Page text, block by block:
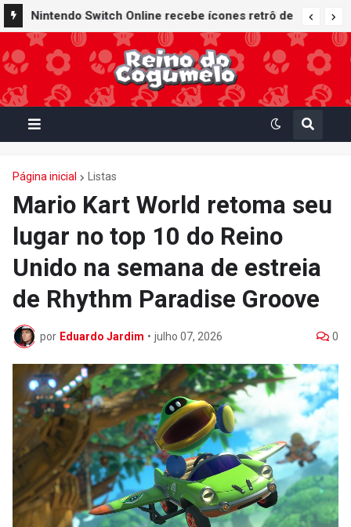
Nintendo Switch Online recebe ícones retrô de
Mario Paint (SNES) e Mario Kart: Super Circuit
(GBA)
Página inicial Listas
Mario Kart World retoma seu
lugar no top 10 do Reino
Unido na semana de estreia
de Rhythm Paradise Groove
por Eduardo Jardim • julho 07, 2026 0